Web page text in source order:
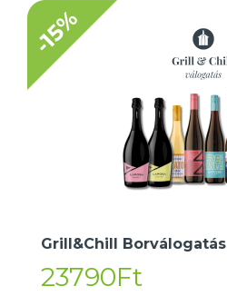
-15%
Grill&Chill Borválogatás
23790Ft